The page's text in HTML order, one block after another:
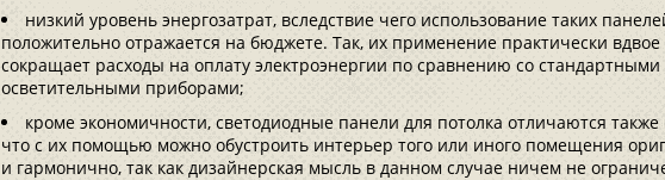
низкий уровень энергозатрат, вследствие чего использование таких
положительно отражается на бюджете. Так, их применение практически вдвое
сокращает расходы на оплату электроэнергии по сравнению со стандартными
осветительными приборами;
кроме экономичности, светодиодные панели для потолка отличаются также
что с их помощью можно обустроить интерьер того или иного помещения
и гармонично, так как дизайнерская мысль в данном случае ничем не